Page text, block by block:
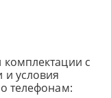
с
условия
телефонам: